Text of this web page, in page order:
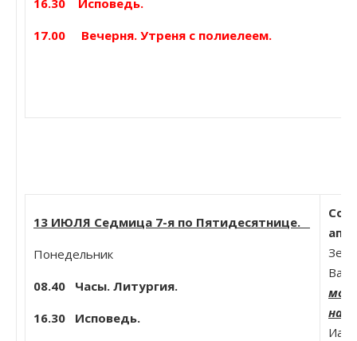
16.30 Исповедь.
17.00 Вечерня. Утреня с полиелеем.
13 ИЮЛЯ Седмица 7-я по Пятидесятнице.
Понедельник
08.40 Часы. Литургия.
16.30 Исповедь.